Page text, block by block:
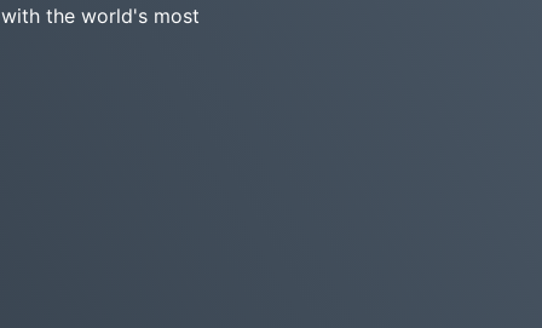
the world's most